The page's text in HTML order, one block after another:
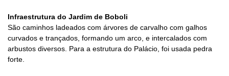
Infraestrutura do Jardim de Boboli
São caminhos ladeados com árvores de carvalho com galhos
curvados e trançados, formando um arco, e intercalados com
arbustos diversos. Para a estrutura do Palácio, foi usada pedra
forte.